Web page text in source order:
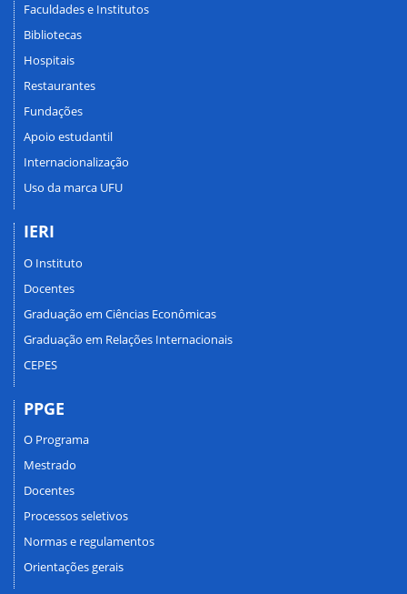
Faculdades e Institutos
Bibliotecas
Hospitais
Restaurantes
Fundações
Apoio estudantil
Internacionalização
Uso da marca UFU
IERI
O Instituto
Docentes
Graduação em Ciências Econômicas
Graduação em Relações Internacionais
CEPES
PPGE
O Programa
Mestrado
Docentes
Processos seletivos
Normas e regulamentos
Orientações gerais